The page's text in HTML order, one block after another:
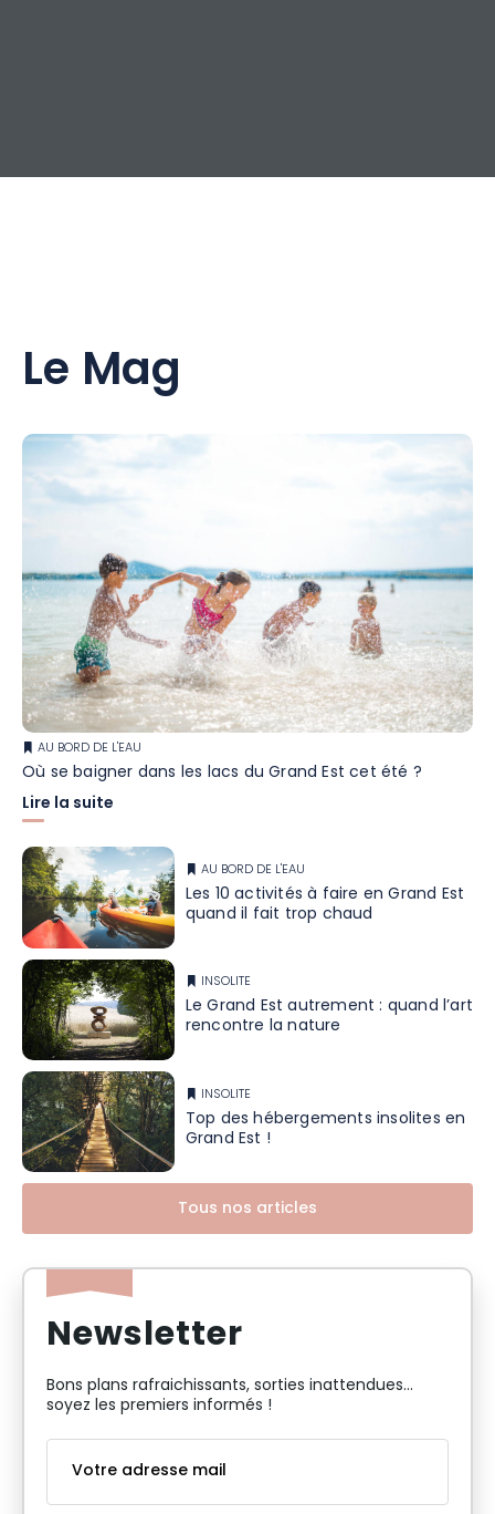
Le Mag
AU BORD DE L'EAU
Où se baigner dans les lacs du Grand Est cet été ?
Lire la suite
AU BORD DE L'EAU
Les 10 activités à faire en Grand Est
quand il fait trop chaud
INSOLITE
Le Grand Est autrement : quand l’art
rencontre la nature
INSOLITE
Top des hébergements insolites en
Grand Est !
Tous nos articles
Newsletter
Bons plans rafraichissants, sorties inattendues…
soyez les premiers informés !